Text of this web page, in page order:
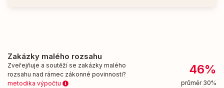
Zakázky malého rozsahu
Zveřejňuje a soutěží se zakázky malého
rozsahu nad rámec zákonné povinnosti?
metodika výpočtu
46%
průměr 30%